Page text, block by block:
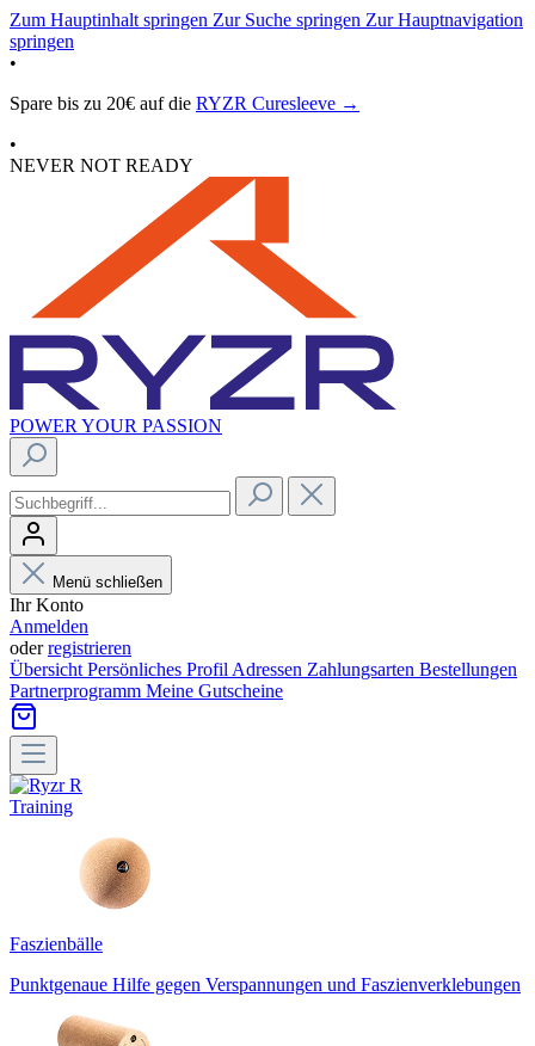
Zum Hauptinhalt springen Zur Suche springen Zur Hauptnavigation
springen
•
Spare bis zu 20€ auf die RYZR Curesleeve →
•
NEVER NOT READY
POWER YOUR PASSION
Menü schließen
Ihr Konto
Anmelden
oderregistrieren
Übersicht Persönliches Profil Adressen Zahlungsarten Bestellungen
Partnerprogramm Meine Gutscheine
Training
Faszienbälle
Punktgenaue Hilfe gegen Verspannungen und Faszienverklebungen